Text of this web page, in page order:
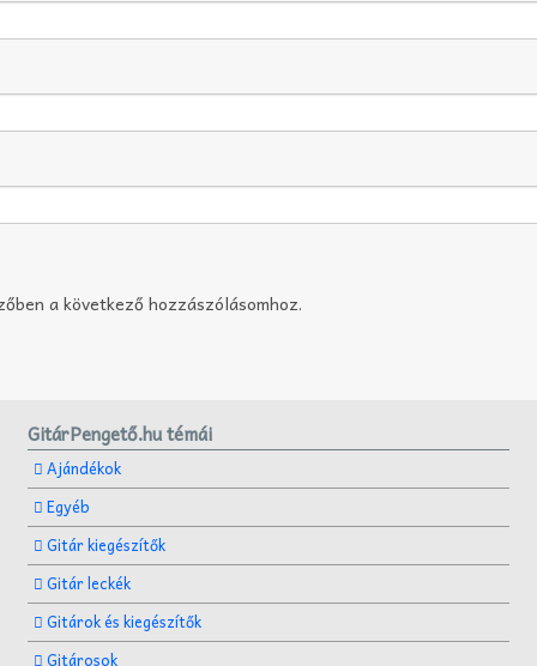
a következő hozzászólásomhoz.
GitárPengető.hu témái
Ajándékok
Egyéb
Gitár kiegészítők
Gitár leckék
Gitárok és kiegészítők
Gitárosok